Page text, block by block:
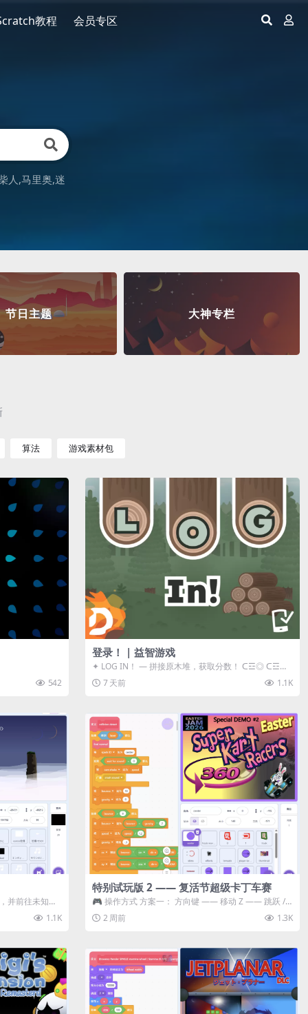
教程 会员专区
人 马里奥 迷
节日主题 大神专栏
算法 游戏素材包
542
登录！ | 益智游戏
✦ LOG IN！ — 拼接原木堆，获取分数！ ᑕ☲◎ ᑕ☲◎
ᑕ☲◎ ᑕ☲◎ ...
7 天前 1.1K
并前往未知领
1.1K
特别试玩版 2 —— 复活节超级卡丁车赛
🎮 操作方式 方案一： 方向键 —— 移动 Z —— 跳跃 /
漂移 方案二： ...
2 周前 1.3K